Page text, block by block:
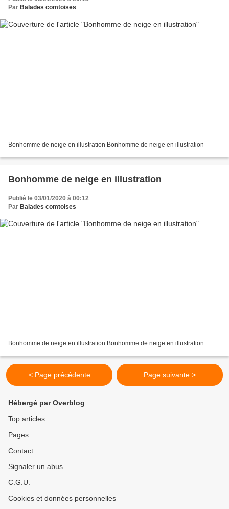
Par Balades comtoises
Bonhomme de neige en illustration Bonhomme de neige en illustration
Bonhomme de neige en illustration
Publié le 03/01/2020 à 00:12
Par Balades comtoises
Bonhomme de neige en illustration Bonhomme de neige en illustration
< Page précédente Page suivante >
Hébergé par Overblog
Top articles
Pages
Contact
Signaler un abus
C.G.U.
Cookies et données personnelles